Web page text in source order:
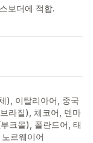
보더에 적합.
), 이탈리아어, 중국
라질), 체코어, 덴마
크몰), 폴란드어, 태
르웨이어